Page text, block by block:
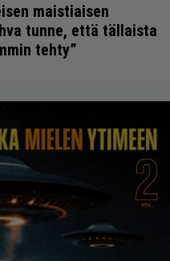
maistiaisen
tunne, että tällaista
tehty”